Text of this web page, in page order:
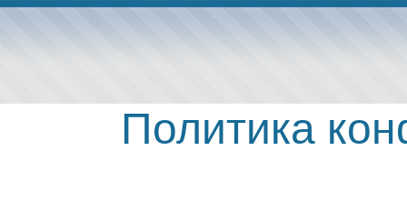
Политика